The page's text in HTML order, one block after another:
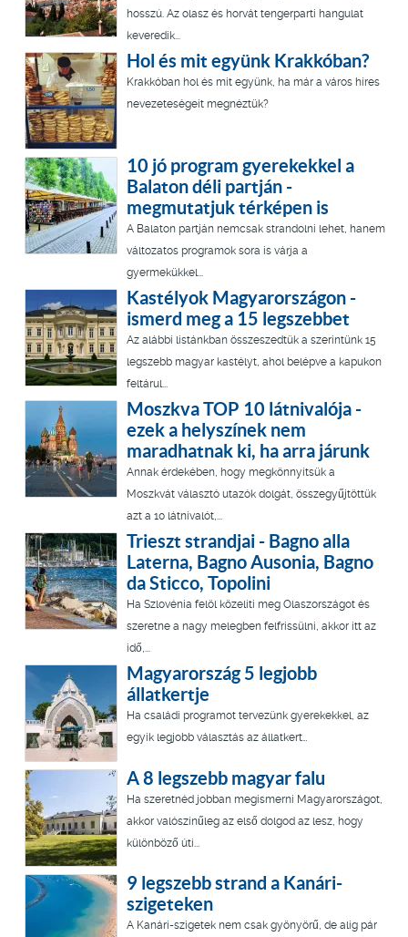
hosszú. Az olasz és horvát tengerparti hangulat
keveredik...
Hol és mit együnk Krakkóban?
Krakkóban hol és mit együnk, ha már a város híres
nevezeteségeit megnéztük?
10 jó program gyerekekkel a
Balaton déli partján -
megmutatjuk térképen is
A Balaton partján nemcsak strandolni lehet, hanem
változatos programok sora is várja a
gyermekükkel...
Kastélyok Magyarországon -
ismerd meg a 15 legszebbet
Az alábbi listánkban összeszedtük a szerintünk 15
legszebb magyar kastélyt, ahol belépve a kapukon
feltárul...
Moszkva TOP 10 látnivalója -
ezek a helyszínek nem
maradhatnak ki, ha arra járunk
Annak érdekében, hogy megkönnyítsük a
Moszkvát választó utazók dolgát, összegyűjtöttük
azt a 10 látnivalót,...
Trieszt strandjai - Bagno alla
Laterna, Bagno Ausonia, Bagno
da Sticco, Topolini
Ha Szlovénia felöl közelíti meg Olaszországot és
szeretne a nagy melegben felfrissülni, akkor itt az
idő,...
Magyarország 5 legjobb
állatkertje
Ha családi programot tervezünk gyerekekkel, az
egyik legjobb választás az állatkert…
A 8 legszebb magyar falu
Ha szeretnéd jobban megismerni Magyarországot,
akkor valószínűleg az első dolgod az lesz, hogy
különböző úti...
9 legszebb strand a Kanári-
szigeteken
A Kanári-szigetek nem csak gyönyörű, de alig pár